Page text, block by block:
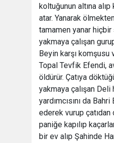
koltuğunun altına
atar. Yanarak
tamamen yanar
yakmaya çalışan
Beyin karşı komşusu
Topal Tevfik Efendi,
öldürür. Çatıya
yakmaya çalışan Deli
yardımcısını da
ederek vurup
paniğe kapılıp
bir ev alıp Şahinde